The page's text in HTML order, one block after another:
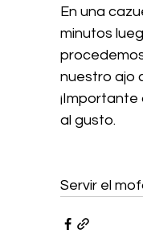
En una
minutos
nuestro ajo
al gusto.
Servir el